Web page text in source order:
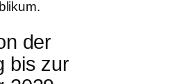
der
bis zur